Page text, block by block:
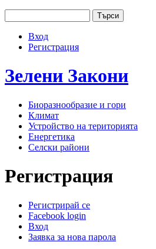
User menu
Вход
Регистрация
Зелени Закони
Биоразнообразие и гори
Климат
Устройство на територията
Енергетика
Селски райони
Регистрация
Primary tabs
Регистрирай се
Facebook login
Вход
Заявка за нова парола